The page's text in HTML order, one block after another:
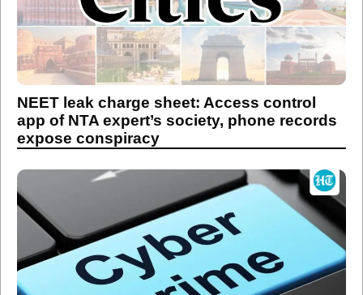
NEET leak charge sheet: Access control
app of NTA expert’s society, phone records
expose conspiracy